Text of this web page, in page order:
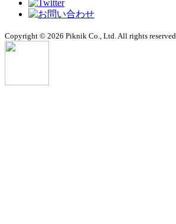
Copyright © 2026 Piknik Co., Ltd. All rights reserved.